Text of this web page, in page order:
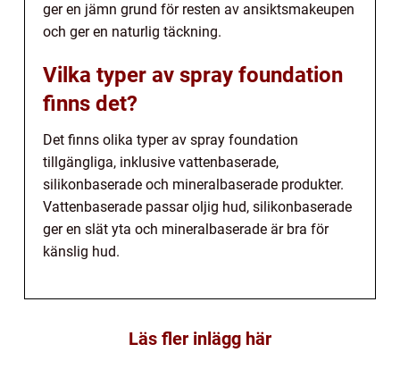
ger en jämn grund för resten av ansiktsmakeupen
och ger en naturlig täckning.
Vilka typer av spray foundation
finns det?
Det finns olika typer av spray foundation
tillgängliga, inklusive vattenbaserade,
silikonbaserade och mineralbaserade produkter.
Vattenbaserade passar oljig hud, silikonbaserade
ger en slät yta och mineralbaserade är bra för
känslig hud.
Läs fler inlägg här